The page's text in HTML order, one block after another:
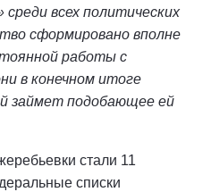
всех политических
сформировано вполне
работы с
в конечном итоге
займет подобающее ей
стали 11
списки